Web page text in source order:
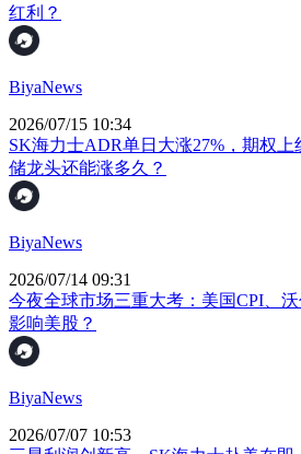
红利？
BiyaNews
2026/07/15 10:34
SK海力士ADR单日大涨27%，期权
储龙头还能涨多久？
BiyaNews
2026/07/14 09:31
今夜全球市场三重大考：美国CPI、
影响美股？
BiyaNews
2026/07/07 10:53